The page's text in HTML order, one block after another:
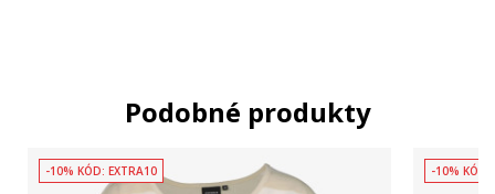
Podobné produkty
-10% KÓD: EXTRA10 -10% KÓD: